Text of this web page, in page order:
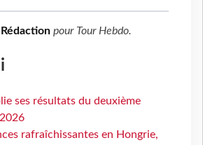
Rédaction pour Tour Hebdo.
ses résultats du deuxième
rafraîchissantes en Hongrie,